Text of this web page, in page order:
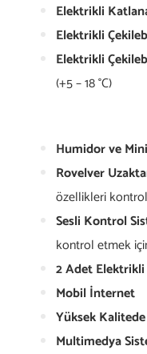
Elektrikli
Elektrikli
Elektrikli
(+5 – 18 °C)
Humidor ve
Rovelver
özellikleri
Sesli Kontrol
kontrol etmek
2 Adet
Mobil İnternet
Yüksek
Multimedya